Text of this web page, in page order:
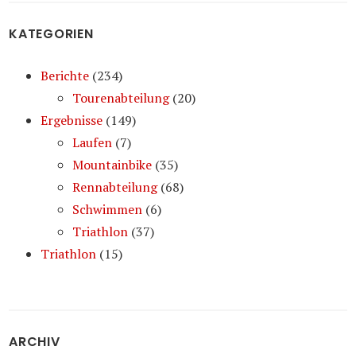
KATEGORIEN
Berichte (234)
Tourenabteilung(20)
Ergebnisse (149)
Laufen (7)
Mountainbike (35)
Rennabteilung(68)
Schwimmen (6)
Triathlon (37)
Triathlon (15)
ARCHIV